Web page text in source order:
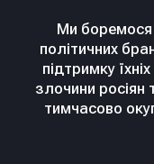
Ми боремося
політичних
підтримку
злочини росіян
тимчасово